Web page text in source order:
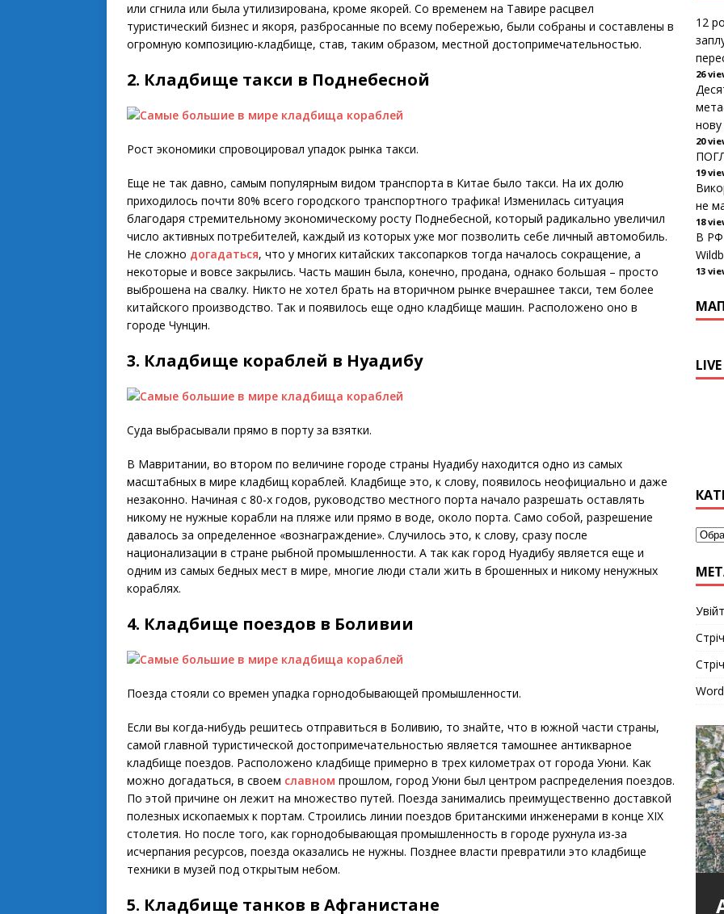
или сгнила или была утилизирована, кроме якорей. Со временем на Тавире расцвел
туристический бизнес и якоря, разбросанные по всему побережью, были собраны и составлены в
огромную композицию-кладбище, став, таким образом, местной достопримечательностью.
2. Кладбище такси в Поднебесной
Рост экономики спровоцировал упадок рынка такси.
Еще не так давно, самым популярным видом транспорта в Китае было такси. На их долю
приходилось почти 80% всего городского транспортного трафика! Изменилась ситуация
благодаря стремительному экономическому росту Поднебесной, который радикально увеличил
число активных потребителей, каждый из которых уже мог позволить себе личный автомобиль.
Не сложно догадаться, что у многих китайских таксопарков тогда началось сокращение, а
некоторые и вовсе закрылись. Часть машин была, конечно, продана, однако большая – просто
выброшена на свалку. Никто не хотел брать на вторичном рынке вчерашнее такси, тем более
китайского производство. Так и появилось еще одно кладбище машин. Расположено оно в
городе Чунцин.
3. Кладбище кораблей в Нуадибу
Суда выбрасывали прямо в порту за взятки.
В Мавритании, во втором по величине городе страны Нуадибу находится одно из самых
масштабных в мире кладбищ кораблей. Кладбище это, к слову, появилось неофициально и даже
незаконно. Начиная с 80-х годов, руководство местного порта начало разрешать оставлять
никому не нужные корабли на пляже или прямо в воде, около порта. Само собой, разрешение
давалось за определенное «вознаграждение». Случилось это, к слову, сразу после
национализации в стране рыбной промышленности. А так как город Нуадибу является еще и
одним из самых бедных мест в мире, многие люди стали жить в брошенных и никому ненужных
кораблях.
4. Кладбище поездов в Боливии
Поезда стояли со времен упадка горнодобывающей промышленности.
Если вы когда-нибудь решитесь отправиться в Боливию, то знайте, что в южной части страны,
самой главной туристической достопримечательностью является тамошнее антикварное
кладбище поездов. Расположено кладбище примерно в трех километрах от города Уюни. Как
можно догадаться, в своем славном прошлом, город Уюни был центром распределения поездов.
По этой причине он лежит на множество путей. Поезда занимались преимущественно доставкой
полезных ископаемых к портам. Строились линии поездов британскими инженерами в конце XIX
столетия. Но после того, как горнодобывающая промышленность в городе рухнула из-за
исчерпания ресурсов, поезда оказались не нужны. Позднее власти превратили это кладбище
техники в музей под открытым небом.
5. Кладбище танков в Афганистане
12
26
нову
20
19
не
18
В РФ
13
LIVE